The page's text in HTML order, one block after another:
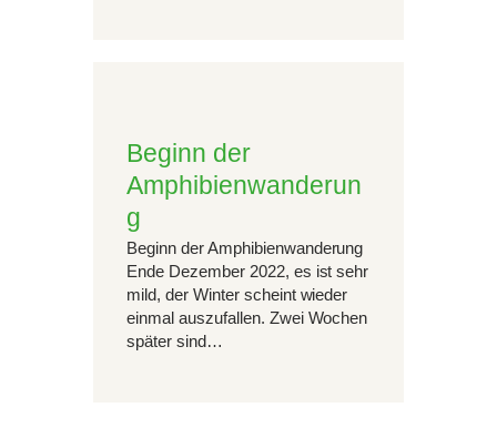
Beginn der
Amphibienwanderun
g
Beginn der Amphibienwanderung
Ende Dezember 2022, es ist sehr
mild, der Winter scheint wieder
einmal auszufallen. Zwei Wochen
später sind…